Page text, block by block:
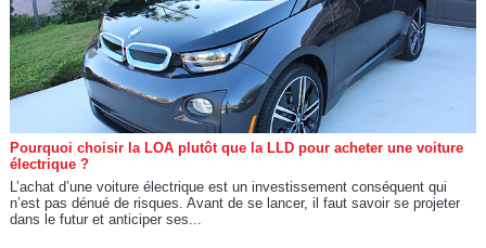
Pourquoi choisir la LOA plutôt que la LLD pour acheter une voiture
électrique ?
L’achat d’une voiture électrique est un investissement conséquent qui
n’est pas dénué de risques. Avant de se lancer, il faut savoir se projeter
dans le futur et anticiper ses...